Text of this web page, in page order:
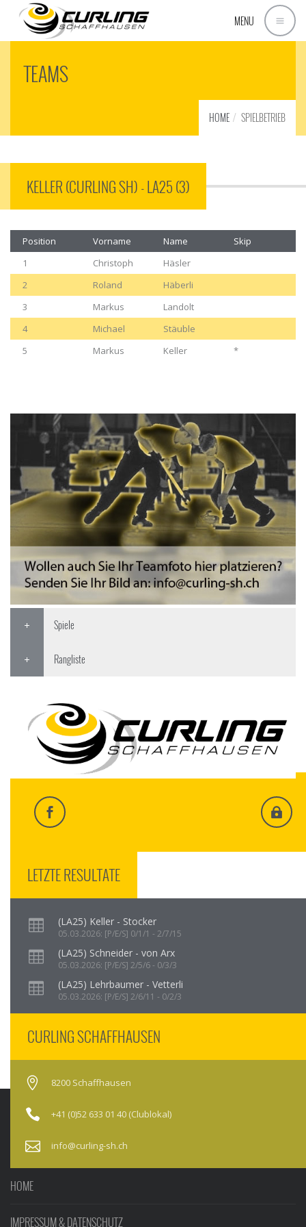
MENU
TEAMS
HOME SPIELBETRIEB
KELLER (CURLING SH) - LA25 (3)
Position Vorname Name
Skip
1
Christoph
Häsler
2
Roland
Häberli
3
Markus
Landolt
4
Michael
Stäuble
5
Markus Keller *
Spiele
Rangliste
LETZTE RESULTATE
(LA25) Keller - Stocker
05.03.2026: [P/E/S] 0/1/1 - 2/7/15
(LA25) Schneider - von Arx
05.03.2026: [P/E/S] 2/5/6 - 0/3/3
(LA25) Lehrbaumer - Vetterli
05.03.2026: [P/E/S] 2/6/11 - 0/2/3
CURLING SCHAFFHAUSEN
8200 Schaffhausen
+41 (0)52 633 01 40 (Clublokal)
info@curling-sh.ch
HOME
IMPRESSUM & DATENSCHUTZ